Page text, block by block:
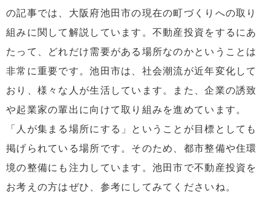
の記事では、大阪府池田市の現在の町づくりへの取り
組みに関して解説しています。不動産投資をするにあ
たって、どれだけ需要がある場所なのかということは
非常に重要です。池田市は、社会潮流が近年変化して
おり、様々な人が生活しています。また、企業の誘致
や起業家の輩出に向けて取り組みを進めています。
「人が集まる場所にする」ということが目標としても
掲げられている場所です。そのため、都市整備や住環
境の整備にも注力しています。池田市で不動産投資を
お考えの方はぜひ、参考にしてみてくださいね。